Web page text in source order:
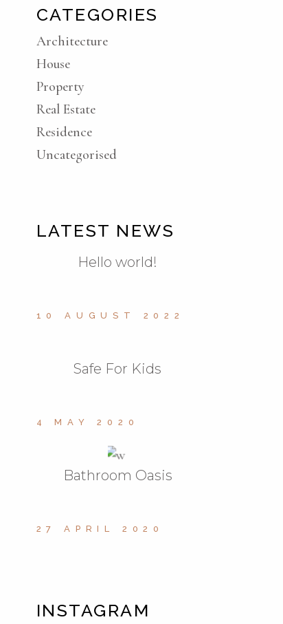
CATEGORIES
Architecture
House
Property
Real Estate
Residence
Uncategorised
LATEST NEWS
Hello world!
10 AUGUST 2022
Safe For Kids
4 MAY 2020
Bathroom Oasis
27 APRIL 2020
INSTAGRAM